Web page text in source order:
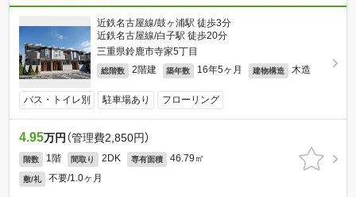
近鉄名古屋線/鼓ヶ浦駅 徒歩3分
近鉄名古屋線/白子駅 徒歩20分
三重県鈴鹿市寺家5丁目
総階数 2階建 築年数 16年5ヶ月 建物構造 木造
バス・トイレ別 駐車場あり フローリング
4.95万円 （管理費2,850円）
階数 1階 間取り 2DK 専有面積 46.79㎡
敷/礼 不要/1.0ヶ月